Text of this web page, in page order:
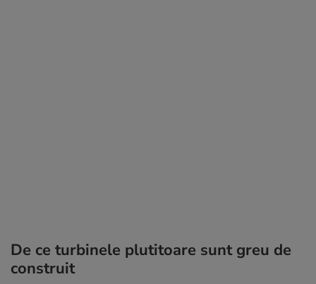
De ce turbinele plutitoare sunt greu de
construit